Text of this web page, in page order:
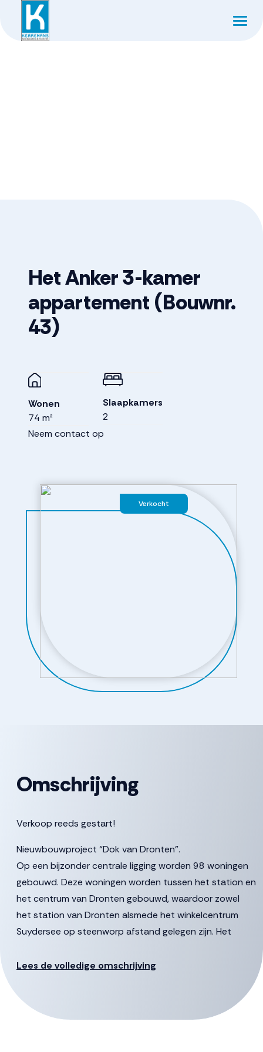
Verkocht
Het Anker 3-kamer
appartement (Bouwnr.
43)
Wonen
74 m²
Slaapkamers
2
Neem contact op
Omschrijving
Verkoop reeds gestart!
Nieuwbouwproject “Dok van Dronten”.
Op een bijzonder centrale ligging worden 98 woningen
gebouwd. Deze woningen worden tussen het station en
het centrum van Dronten gebouwd, waardoor zowel
het station van Dronten alsmede het winkelcentrum
Suydersee op steenworp afstand gelegen zijn. Het
Pleingebouw en het Carré.
De ambitie is om het gebied om te toveren tot een
kwalitatief hoogwaardige en levendige woonbuurt voor
Lees de volledige omschrijving